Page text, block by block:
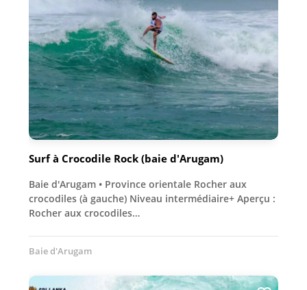
Surf à Crocodile Rock (baie d'Arugam)
Baie d'Arugam • Province orientale Rocher aux
crocodiles (à gauche) Niveau intermédiaire+ Aperçu :
Rocher aux crocodiles…
Baie d'Arugam